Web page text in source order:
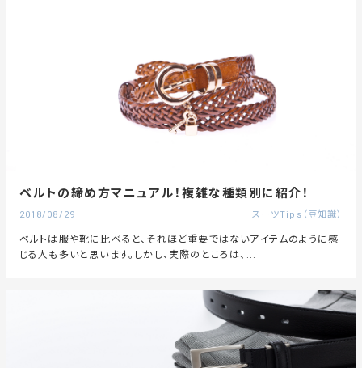
ベルトの締め方マニュアル！複雑な種類別に紹介！
2018/08/29 スーツTips（豆知識）
ベルトは服や靴に比べると、それほど重要ではないアイテムのように感
じる人も多いと思います。しかし、実際のところは、...